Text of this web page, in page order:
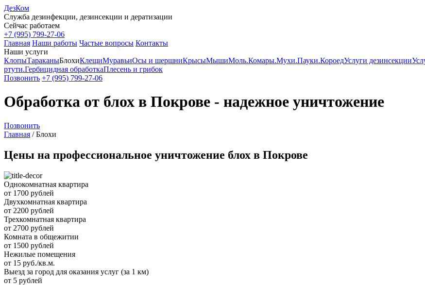
ДезКом
Служба дезинфекции, дезинсекции и дератизации
Сейчас работаем
+7 (995) 799-27-06
Главная Наши работы Частые вопросы Контакты
Наши услуги
КлопыТараканыБлохиКлещиМуравьиОсы и шершниКрысыМышиМоль.Комары.Мухи.Пауки.КороедУслуги дезинсекции
ртути.Гербицидная обработкаПлесень и грибок
Позвонить +7 (995) 799-27-06
Обработка от блох в Покрове - надежное уничтожение
Позвонить
Главная /Блохи
Цены на профессиональное уничтожение блох в Покрове
Однокомнатная квартира
от 1700 рублей
Двухкомнатная квартира
от 2200 рублей
Трехкомнатная квартира
от 2700 рублей
Комната в общежитии
от 1500 рублей
Нежилые помещения
от 15 руб./кв.м.
Выезд за город для оказания услуг (за 1 км)
от 5 рублей